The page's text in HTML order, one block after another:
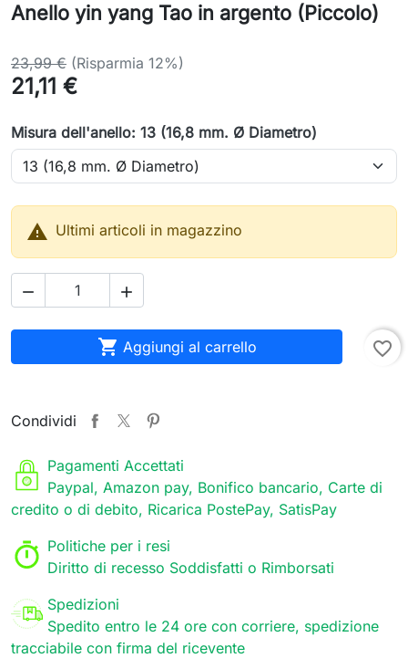
Anello yin yang Tao in argento (Piccolo)
23,99 € (Risparmia 12%)
21,11 €
Misura dell'anello: 13 (16,8 mm. Ø Diametro)
 Ultimi articoli in magazzino
 
 Aggiungi al carrello favorite_border
Condividi
Pagamenti Accettati
Paypal, Amazon pay, Bonifico bancario, Carte di
credito o di debito, Ricarica PostePay, SatisPay
Politiche per i resi
Diritto di recesso Soddisfatti o Rimborsati
Spedizioni
Spedito entro le 24 ore con corriere, spedizione
tracciabile con firma del ricevente